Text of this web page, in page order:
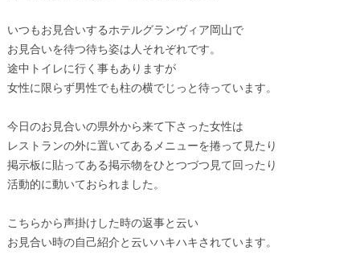
いつもお見合いするホテルグランヴィア岡山で
お見合いを待つ待ち姿は人それぞれです。
途中トイレに行く事もありますが
女性に限らず男性でも柱の横でじっと待っています。
今日のお見合いの県外から来て下さった女性は
レストランの外に置いてあるメニューを捲って見たり
掲示板に貼ってある掲示物をひとつづつ見て回ったり
活動的に動いておられました。
こちらから声掛けした時の返事と云い
お見合い時の自己紹介と云いハキハキされています。